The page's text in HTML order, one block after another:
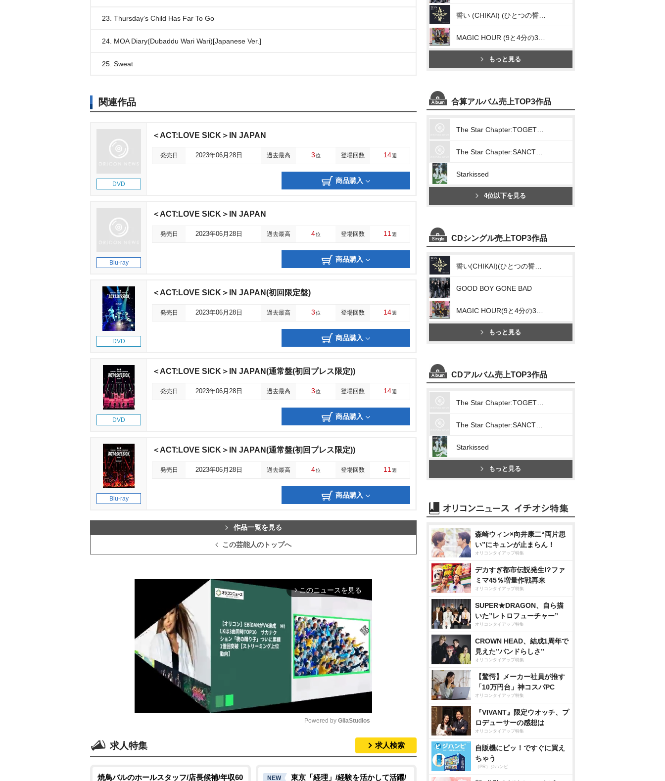
23. Thursday’s Child Has Far To Go
24. MOA Diary(Dubaddu Wari Wari)[Japanese Ver.]
25. Sweat
関連作品
DVD
＜ACT:LOVE SICK＞IN JAPAN
発売日 2023年06月28日 過去最高 3位 登場回数 14週
商品購入
Blu-ray
＜ACT:LOVE SICK＞IN JAPAN
発売日 2023年06月28日 過去最高 4位 登場回数 11 週
商品購入
DVD
＜ACT:LOVE SICK＞IN JAPAN(初回限定盤)
発売日 2023年06月28日 過去最高 3位 登場回数 14週
商品購入
DVD
＜ACT:LOVE SICK＞IN JAPAN(通常盤(初回プレス限定))
発売日 2023年06月28日 過去最高 3位 登場回数 14週
商品購入
Blu-ray
＜ACT:LOVE SICK＞IN JAPAN(通常盤(初回プレス限定))
発売日 2023年06月28日 過去最高 4位 登場回数 11 週
商品購入
作品一覧を見る
この芸能人のトップへ
arrow_forward_ios このニュースを見る
t
Powered by GliaStudios
求人特集 求人検索
焼鳥バルのホールスタッフ/店長候補/年収60 NEW 東京「経理」/経験を活かして活躍/
もっと見る
合算アルバム売上TOP3作品
Starkissed
4位以下を見る
CDシングル売上TOP3作品
GOOD BOY GONE BAD
もっと見る
CDアルバム売上TOP3作品
Starkissed
もっと見る
森崎ウィン×向井康二“両片思
い”にキュンが止まらん！
オリコンタイアップ特集
デカすぎ都市伝説発生!?ファ
ミマ45％増量作戦再来
オリコンタイアップ特集
SUPER★DRAGON、自ら描
いた”レトロフューチャー”
オリコンタイアップ特集
CROWN HEAD、結成1周年で
見えた”バンドらしさ”
オリコンタイアップ特集
【驚愕】メーカー社員が推す
「10万円台」神コスパPC
オリコンタイアップ特集
『VIVANT』限定ウオッチ、プ
ロデューサーの感想は
オリコンタイアップ特集
自販機にピッ！ですぐに買え
ちゃう
（PR）ジハンピ